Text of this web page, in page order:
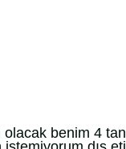
benim 4